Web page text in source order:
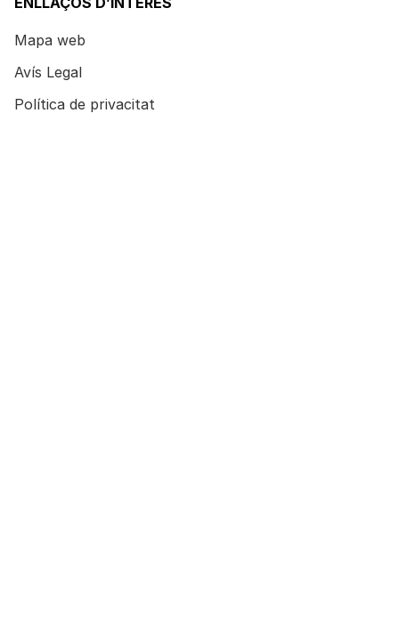
Mapa web
Avís Legal
Política de privacitat